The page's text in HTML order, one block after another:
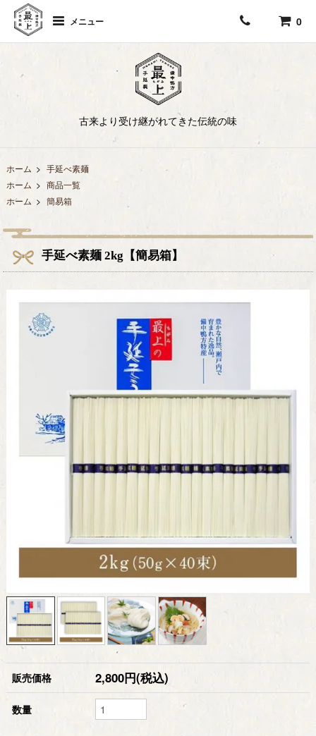
メニュー 0
古来より受け継がれてきた伝統の味
ホーム > 手延べ素麺
ホーム > 商品一覧
ホーム > 簡易箱
手延べ素麺 2kg【簡易箱】
販売価格 2,800円(税込)
数量